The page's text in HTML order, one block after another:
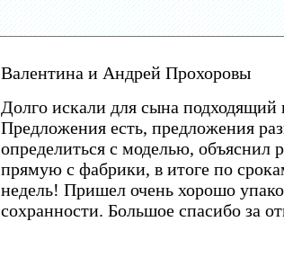
Валентина и Андрей Прохоровы
Долго искали для сына подходящий
Предложения есть, предложения
определиться с моделью, объяснил
прямую с фабрики, в итоге по
недель! Пришел очень хорошо
сохранности. Большое спасибо за